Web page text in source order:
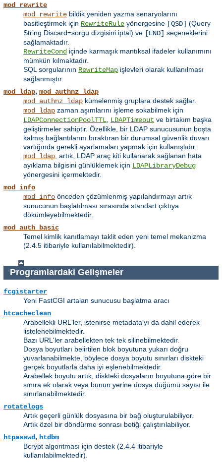
mod_rewrite
mod_rewrite bildik yeniden yazma senaryolarını
basitleştirmek için RewriteRule yönergesine [QSD] (Query
String Discard=sorgu dizgisini iptal) ve [END] seçeneklerini
sağlamaktadır.
RewriteCond içinde karmaşık mantıksal ifadeler kullanımını
mümkün kılmaktadır.
SQL sorgularının RewriteMap işlevleri olarak kullanılması
sağlanmıştır.
mod_ldap, mod_authnz_ldap
mod_authnz_ldap kümelenmiş gruplara destek sağlar.
mod_ldap zaman aşımlarını işleme sokabilmek için
LDAPConnectionPoolTTL LDAPTimeout ve birtakım başka
geliştirmeler sahiptir. Özellikle, bir LDAP sunucusunun boşta
kalmış bağlantılarını bıraktıran bir durumsal güvenlik duvarı
varlığında gerekli ayarlamaları yapmak için kullanışlıdır.
mod_ldap , artık, LDAP araç kiti kullanarak sağlanan hata
ayıklama bilgisini günlüklemek için LDAPLibraryDebug
yönergesini içermektedir.
mod_info
mod_info önceden çözümlenmiş yapılandırmayı artık
sunucunun başlatılması sırasında standart çıktıya
dökümleyebilmektedir.
mod_auth_basic
Temel kimlik kanıtlamayı taklit eden yeni temel mekanizma
(2.4.5 itibariyle kullanılabilmektedir).
Programlardaki Gelişmeler
fcgistarter
Yeni FastCGI artalan sunucusu başlatma aracı
htcacheclean
Arabellekli URL'ler, istenirse metadata'yı da dahil ederek
listelenebilmektedir.
Bazı URL'ler arabellekten tek tek silinebilmektedir.
Dosya boyutları belirtilen blok boyutuna yukarı doğru
yuvarlanabilmekte, böylece dosya boyutu sınırları diskteki
gerçek boyutlarla daha iyi eşlenebilmektedir.
Arabellek boyutu artık, diskteki dosyaların boyutuna göre bir
sınıra ek olarak veya bunun yerine dosya düğümü sayısı ile
sınırlanabilmektedir.
rotatelogs
Artık geçerli günlük dosyasına bir bağ oluşturulabiliyor.
Artık özel bir döndürme sonrası betiği çalıştırılabiliyor.
htpasswd, htdbm
Bcrypt algoritması için destek (2.4.4 itibariyle
kullanılabilmektedir).